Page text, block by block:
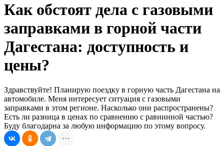
Как обстоят дела с газовыми
заправками в горной части
Дагестана: доступность и
цены?
Здравствуйте! Планирую поездку в горную часть Дагестана на
автомобиле. Меня интересует ситуация с газовыми
заправками в этом регионе. Насколько они распространены?
Есть ли разница в ценах по сравнению с равнинной частью?
Буду благодарна за любую информацию по этому вопросу.